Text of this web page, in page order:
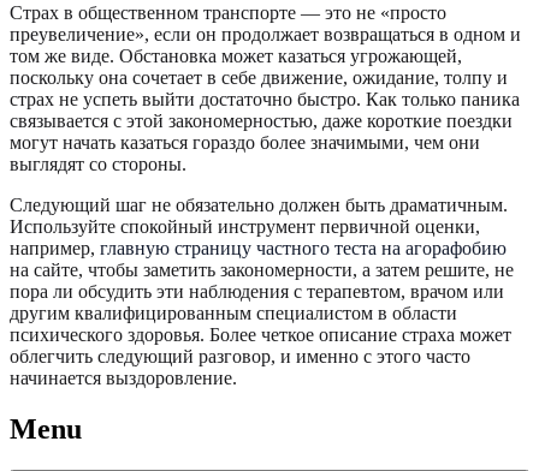
Страх в общественном транспорте — это не «просто
преувеличение», если он продолжает возвращаться в одном и
том же виде. Обстановка может казаться угрожающей,
поскольку она сочетает в себе движение, ожидание, толпу и
страх не успеть выйти достаточно быстро. Как только паника
связывается с этой закономерностью, даже короткие поездки
могут начать казаться гораздо более значимыми, чем они
выглядят со стороны.
Следующий шаг не обязательно должен быть драматичным.
Используйте спокойный инструмент первичной оценки,
например, главную страницу частного теста на агорафобию
на сайте, чтобы заметить закономерности, а затем решите, не
пора ли обсудить эти наблюдения с терапевтом, врачом или
другим квалифицированным специалистом в области
психического здоровья. Более четкое описание страха может
облегчить следующий разговор, и именно с этого часто
начинается выздоровление.
Menu